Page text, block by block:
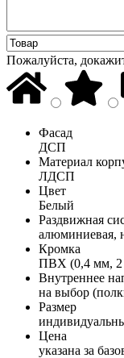
Пожалуйста,
Фасад
ДСП
Материал
ЛДСП
Цвет
Белый
Раздвижная
алюминиевая,
Кромка
ПВХ (0,4 мм,
Внутреннее
на выбор
Размер
Цена
указана за